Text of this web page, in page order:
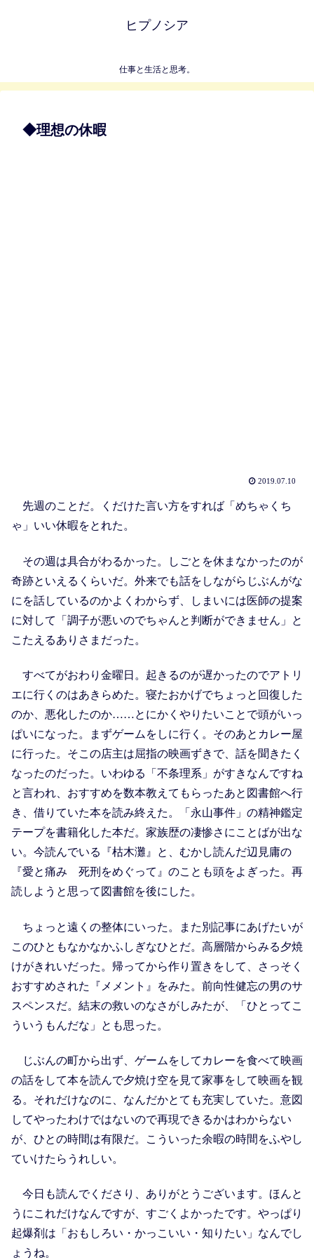
ヒプノシア
仕事と生活と思考。
◆理想の休暇
2019.07.10
先週のことだ。くだけた言い方をすれば「めちゃくち
ゃ」いい休暇をとれた。
その週は具合がわるかった。しごとを休まなかったのが
奇跡といえるくらいだ。外来でも話をしながらじぶんがな
にを話しているのかよくわからず、しまいには医師の提案
に対して「調子が悪いのでちゃんと判断ができません」と
こたえるありさまだった。
すべてがおわり金曜日。起きるのが遅かったのでアトリ
エに行くのはあきらめた。寝たおかげでちょっと回復した
のか、悪化したのか……とにかくやりたいことで頭がいっ
ぱいになった。まずゲームをしに行く。そのあとカレー屋
に行った。そこの店主は屈指の映画ずきで、話を聞きたく
なったのだった。いわゆる「不条理系」がすきなんですね
と言われ、おすすめを数本教えてもらったあと図書館へ行
き、借りていた本を読み終えた。「永山事件」の精神鑑定
テープを書籍化した本だ。家族歴の凄惨さにことばが出な
い。今読んでいる『枯木灘』と、むかし読んだ辺見庸の
『愛と痛み 死刑をめぐって』のことも頭をよぎった。再
読しようと思って図書館を後にした。
ちょっと遠くの整体にいった。また別記事にあげたいが
このひともなかなかふしぎなひとだ。高層階からみる夕焼
けがきれいだった。帰ってから作り置きをして、さっそく
おすすめされた『メメント』をみた。前向性健忘の男のサ
スペンスだ。結末の救いのなさがしみたが、「ひとってこ
ういうもんだな」とも思った。
じぶんの町から出ず、ゲームをしてカレーを食べて映画
の話をして本を読んで夕焼け空を見て家事をして映画を観
る。それだけなのに、なんだかとても充実していた。意図
してやったわけではないので再現できるかはわからない
が、ひとの時間は有限だ。こういった余暇の時間をふやし
ていけたらうれしい。
今日も読んでくださり、ありがとうございます。ほんと
うにこれだけなんですが、すごくよかったです。やっぱり
起爆剤は「おもしろい・かっこいい・知りたい」なんでし
ょうね。